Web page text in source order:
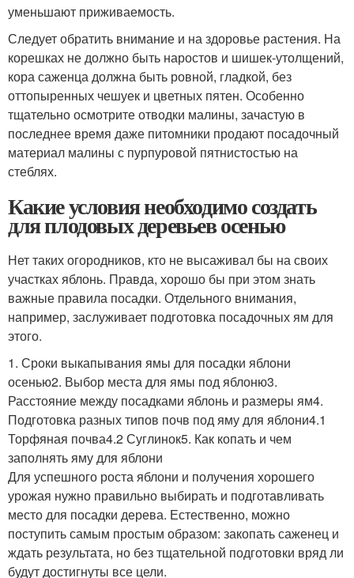
уменьшают приживаемость.
Следует обратить внимание и на здоровье растения. На
корешках не должно быть наростов и шишек-утолщений,
кора саженца должна быть ровной, гладкой, без
оттопыренных чешуек и цветных пятен. Особенно
тщательно осмотрите отводки малины, зачастую в
последнее время даже питомники продают посадочный
материал малины с пурпуровой пятнистостью на
стеблях.
Какие условия необходимо создать
для плодовых деревьев осенью
Нет таких огородников, кто не высаживал бы на своих
участках яблонь. Правда, хорошо бы при этом знать
важные правила посадки. Отдельного внимания,
например, заслуживает подготовка посадочных ям для
этого.
1. Сроки выкапывания ямы для посадки яблони
осенью2. Выбор места для ямы под яблоню3.
Расстояние между посадками яблонь и размеры ям4.
Подготовка разных типов почв под яму для яблони4.1
Торфяная почва4.2 Суглинок5. Как копать и чем
заполнять яму для яблони
Для успешного роста яблони и получения хорошего
урожая нужно правильно выбирать и подготавливать
место для посадки дерева. Естественно, можно
поступить самым простым образом: закопать саженец и
ждать результата, но без тщательной подготовки вряд ли
будут достигнуты все цели.